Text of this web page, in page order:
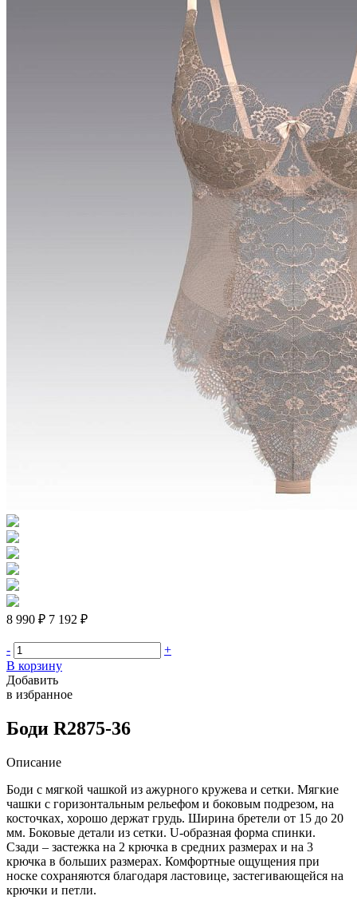
8 990 ₽ 7 192 ₽
-
+
В корзину
Добавить
в избранное
Боди R2875-36
Описание
Боди с мягкой чашкой из ажурного кружева и сетки. Мягкие
чашки с горизонтальным рельефом и боковым подрезом, на
косточках, хорошо держат грудь. Ширина бретели от 15 до 20
мм. Боковые детали из сетки. U-образная форма спинки.
Сзади – застежка на 2 крючка в средних размерах и на 3
крючка в больших размерах. Комфортные ощущения при
носке сохраняются благодаря ластовице, застегивающейся на
крючки и петли.